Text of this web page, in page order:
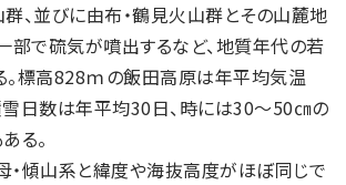
、並びに由布・鶴見火山群とその山麓地
部で硫気が噴出するなど、地質年代の若
。標高828ｍの飯田高原は年平均気温
日数は年平均30日、時には30～50㎝の
る。
・傾山系と緯度や海抜高度がほぼ同じで